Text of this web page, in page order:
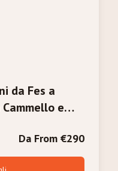
da Fes a
e
Da From €290